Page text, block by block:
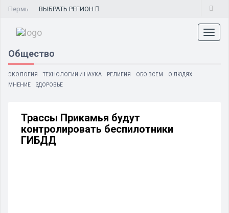
Пермь ВЫБРАТЬ РЕГИОН
Общество
ЭКОЛОГИЯ ТЕХНОЛОГИИ И НАУКА РЕЛИГИЯ ОБО ВСЕМ
О ЛЮДЯХ
МНЕНИЕ
ЗДОРОВЬЕ
Трассы Прикамья будут
контролировать беспилотники
ГИБДД